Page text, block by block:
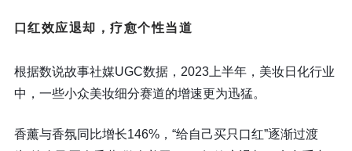
口红效应退却，疗愈个性当道
根据数说故事社媒UGC数据，2023上半年，美妆日化行业
中，一些小众美妆细分赛道的增速更为迅猛。
香薰与香氛同比增长146%，“给自己买只口红”逐渐过渡